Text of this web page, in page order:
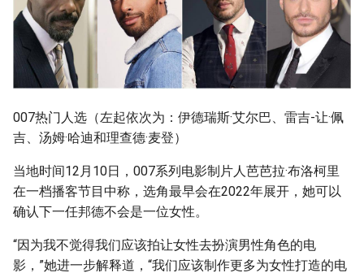
007热门人选（左起依次为：伊德瑞斯·艾尔巴、雷吉-让·佩
吉、汤姆·哈迪和理查德·麦登）
当地时间12月10日，007系列电影制片人芭芭拉·布洛柯里
在一档播客节目中称，选角最早会在2022年展开，她可以
确认下一任邦德不会是一位女性。
“因为我不觉得我们应该拍让女性去扮演男性角色的电
影，”她进一步解释道，“我们应该制作更多为女性打造的电